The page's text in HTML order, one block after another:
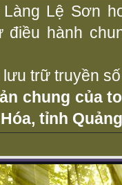
Lệ Sơn
điều hành
trữ truyền
chung của
tỉnh